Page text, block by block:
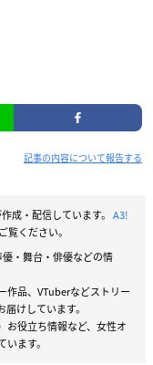
記事の内容について報告する
成・配信しています。 A3!
覧ください。
・舞台・俳優などの情
作品、VTuberなどストリー
けしています。
お役立ち情報など、女性オ
ます。